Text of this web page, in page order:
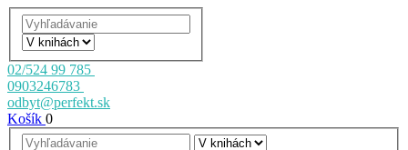
02/524 99 785
0903246783
odbyt@perfekt.sk
Košík 0